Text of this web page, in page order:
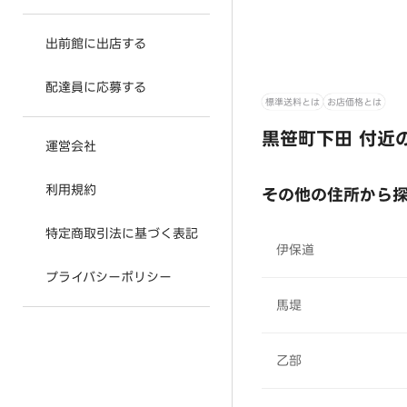
出前館に出店する
配達員に応募する
運営会社
利用規約
特定商取引法に基づく表記
プライバシーポリシー
標準送料とは お店価格とは
黒笹町下田 付近
その他の住所から
伊保道
馬堤
乙部